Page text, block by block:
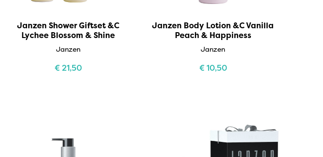
Janzen Shower Giftset &C
Lychee Blossom & Shine
Janzen
€21,50
Janzen Body Lotion &C Vanilla
Peach & Happiness
Janzen
€10,50